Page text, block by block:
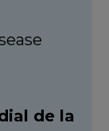
de la